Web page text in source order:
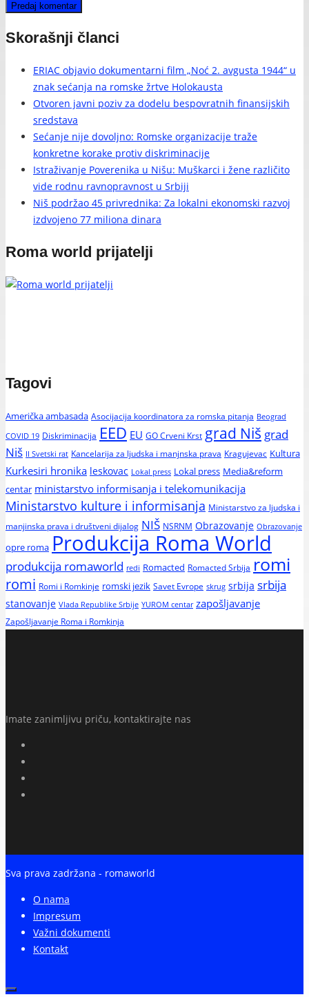
Skorašnji članci
ERIAC objavio dokumentarni film „Noć 2. avgusta 1944“ u
znak sećanja na romske žrtve Holokausta
Otvoren javni poziv za dodelu bespovratnih finansijskih
sredstava
Sećanje nije dovoljno: Romske organizacije traže
konkretne korake protiv diskriminacije
Istraživanje Poverenika u Nišu: Muškarci i žene različito
vide rodnu ravnopravnost u Srbiji
Niš podržao 45 privrednika: Za lokalni ekonomski razvoj
izdvojeno 77 miliona dinara
Roma world prijatelji
Tagovi
Američka ambasada Asocijacija koordinatora za romska pitanja Beograd
COVID 19 Diskriminacija EED EU GO Crveni Krst grad Niš grad
Niš II Svetski rat Kancelarija za ljudska i manjnska prava Kragujevac Kultura
Kurkesiri hronika leskovac Lokal press Lokal press Media&reform
centar ministarstvo informisanja i telekomunikacija
Ministarstvo kulture i informisanja Ministarstvo za ljudska i
manjinska prava i društveni dijalog NIŠ NSRNM Obrazovanje Obrazovanje
opre roma Produkcija Roma World
produkcija romaworld redi Romacted Romacted Srbija romi
romi Romi i Romkinje romski jezik Savet Evrope skrug srbija srbija
stanovanje Vlada Republike Srbije YUROM centar zapošljavanje
Zapošljavanje Roma i Romkinja
Imate zanimljivu priču, kontaktirajte nas
Sva prava zadržana - romaworld
O nama
Impresum
Važni dokumenti
Kontakt